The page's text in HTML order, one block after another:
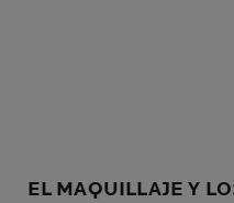
EL MAQUILLAJE Y